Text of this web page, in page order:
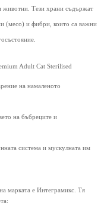
животни. Тези храни съдържат
(месо) и фибри, които са важни
Adult Cat Sterilised
на намаленото
на бъбреците и
система и мускулната им
марката е Интеграмикс. Тя